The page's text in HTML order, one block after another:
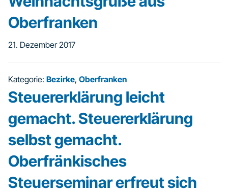
Oberfranken
21. Dezember 2017
Kategorie: Bezirke, Oberfranken
Steuererklärung leicht
gemacht. Steuererklärung
selbst gemacht.
Oberfränkisches
Steuerseminar erfreut sich